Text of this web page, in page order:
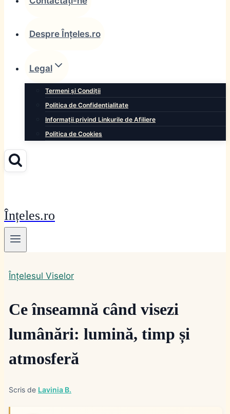
Despre Înțeles.ro
Legal
Termeni și Condiții
Politica de Confidențialitate
Informații privind Linkurile de Afiliere
Politica de Cookies
Înțeles.ro
Înțelesul Viselor
Ce înseamnă când visezi
lumânări: lumină, timp și
atmosferă
Scris de Lavinia B.